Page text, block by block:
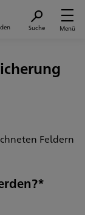
Suche Menü
Feldern